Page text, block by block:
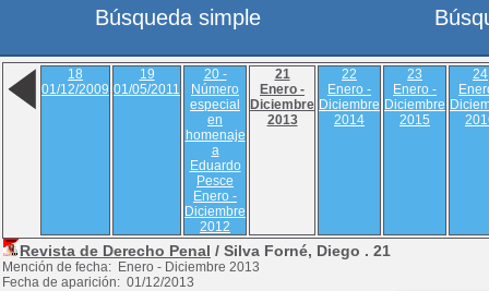
18
01/12/2009
19
01/05/2011
20 -
Número
especial
en
homenaje
a
Eduardo
Pesce
Enero -
Diciembre
2012
21
Enero -
Diciembre
2013
22
Enero -
Diciembre
2014
23
Enero -
Diciembre
2015
24
Revista de Derecho Penal / Silva Forné, Diego . 21
Mención de fecha: Enero - Diciembre 2013
Fecha de aparición: 01/12/2013
Búsqueda simple